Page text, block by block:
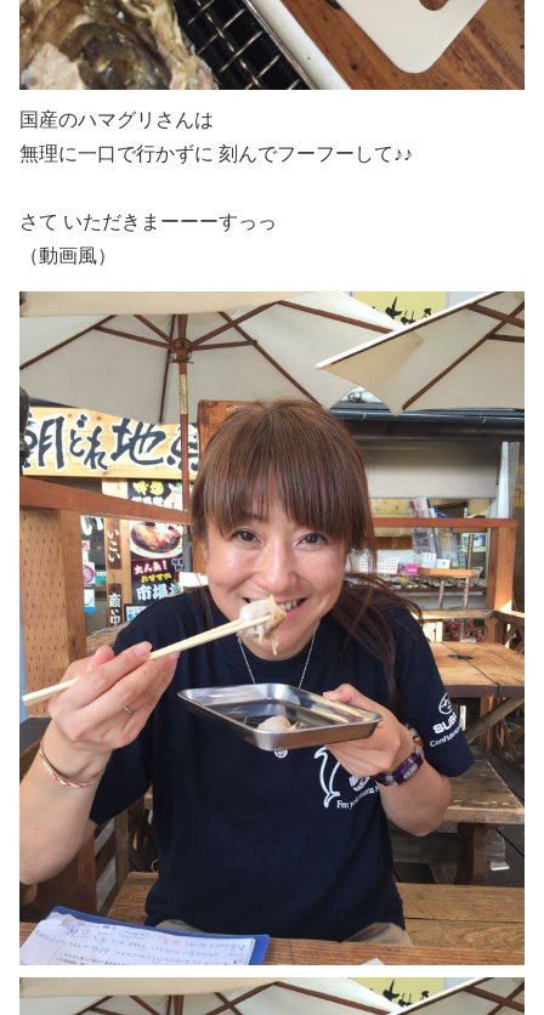
国産のハマグリさんは
無理に一口で行かずに 刻んでフーフーして♪♪
さて いただきまーーーすっっ
（動画風）